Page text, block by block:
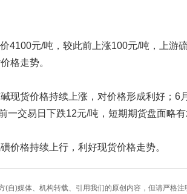
4100元/吨，较此前上涨100元/吨，上游
格走势。
现货价格持续上涨，对价格形成利好；6
一交易日下跌12元/吨，短期期货盘面略有
价格持续上行，利好现货价格走势。
(自)媒体、机构转载、引用我们的原创内容，但请严格